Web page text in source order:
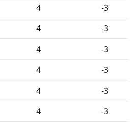
4
-3
4
-3
4
-3
4
-3
4
-3
4
-3